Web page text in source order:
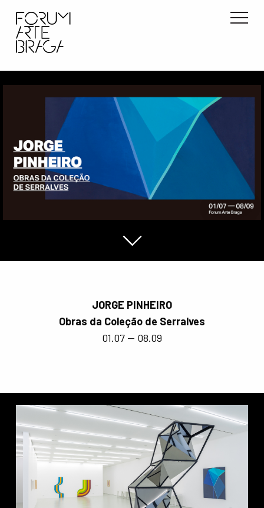
início exposições atividades info
contactos
pt
en
JORGE PINHEIRO
Obras da Coleção de Serralves
01.07 — 08.09